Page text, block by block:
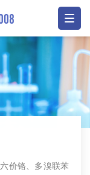
价铬、多溴联苯